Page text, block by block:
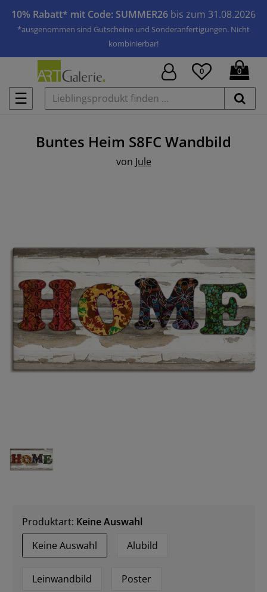
10% Rabatt* mit Code: SUMMER26 bis zum 31.08.2026
*ausgenommen sind Gutscheine und Sonderanfertigungen. Nicht
kombinierbar!
☰
0 0
Buntes Heim S8FCWandbild
von Jule
Produktart: Keine Auswahl
Keine Auswahl
Alubild
Leinwandbild Poster